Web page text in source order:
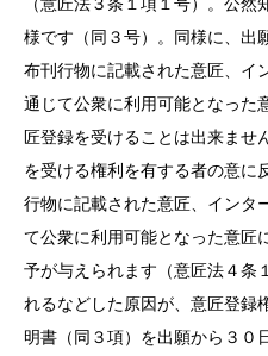
様です（同３号）。同様に、出
布刊行物に記載された意匠、 イ
通じて公衆に利用可能となった
匠登録を受けることは出来ませ
を受ける権利を有する者の意に
行物に記載された意匠、 インタ
て公衆に利用可能となった意匠
予が与えられます（意匠法４条
れるなどした原因が、意匠登録
明書（同３項）を出願から３０